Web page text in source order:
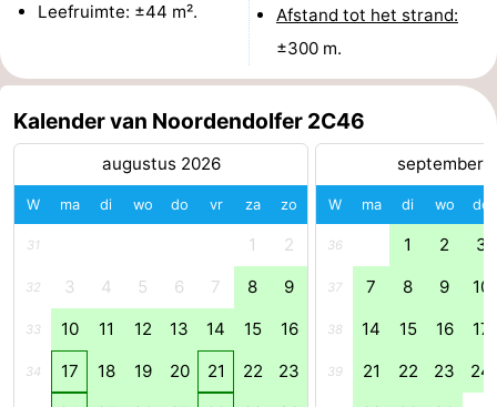
Brouwershaven
-
Bruinisse
Zierikzee
Natuur
Oosterschelde
Burgh
Haamstede
Natuur
Walcheren
Leefruimte: ±44 m².
Afstand tot het strand:
±300 m.
Kalender van Noordendolfer 2C46
augustus 2026
W ma di wo do vr za zo
31 1 2
32 3 4 5 6 7 8 9
33 10 11 12 13 14 15 16
34 17 18 19 20 21 22 23
september
W ma di wo do
36 1 2 3
37 7 8 9 10
38 14 15 16 17
39 21 22 23 24